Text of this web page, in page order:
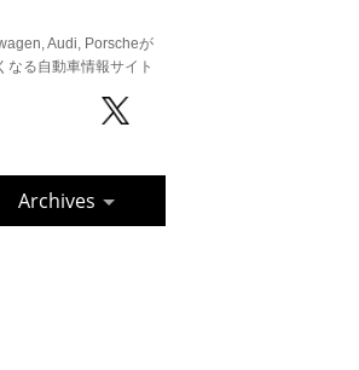
Audi, Porscheが
なる自動車情報サイト
Archives